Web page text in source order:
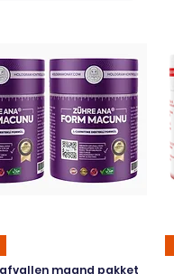
maand pakket